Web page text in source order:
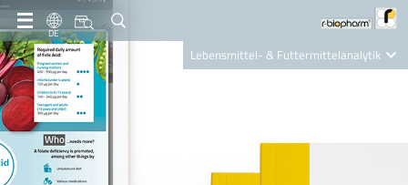
DE
Lebensmittel- & Futtermittelanalytik
Nutrition Care